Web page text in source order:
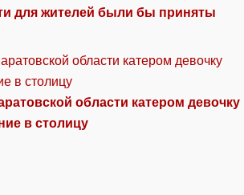
для жителей были бы приняты
области катером девочку
в столицу